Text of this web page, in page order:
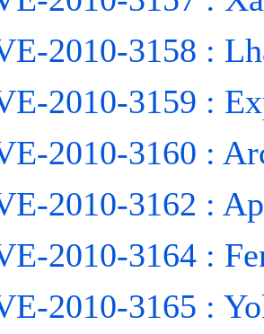
2010-3158 :
2010-3159 :
2010-3160 :
2010-3162 :
2010-3164 :
2010-3165 :